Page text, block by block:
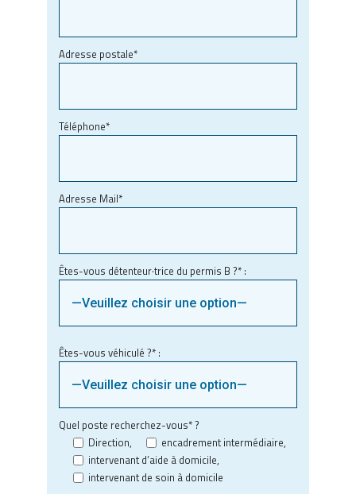
Adresse postale*
Téléphone*
Adresse Mail*
Êtes-vous détenteur·trice du permis B ?* :
Êtes-vous véhiculé ?* :
Quel poste recherchez-vous* ?
Direction,
encadrement intermédiaire,
intervenant d’aide à domicile,
intervenant de soin à domicile